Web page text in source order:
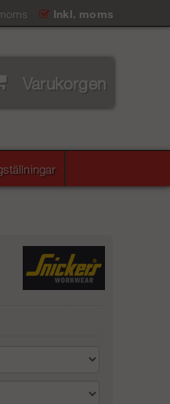
Inkl. moms
Varukorgen